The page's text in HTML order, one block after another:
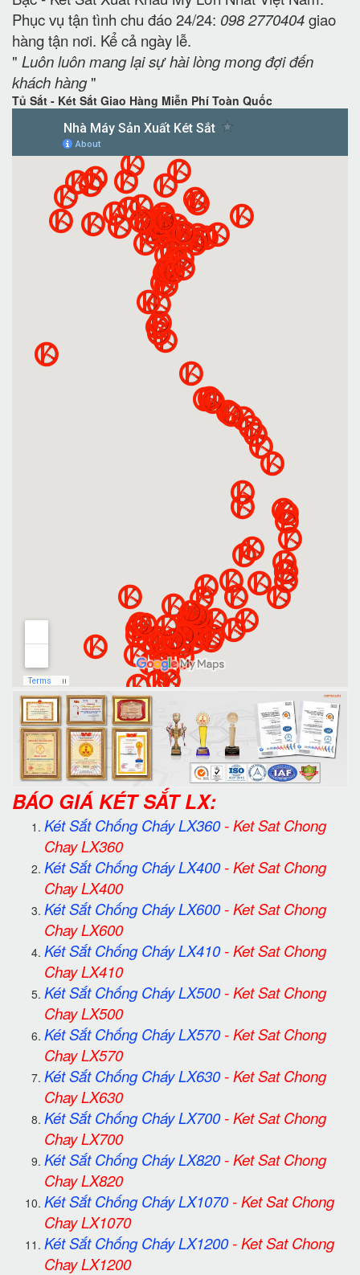
Phục vụ tận tình chu đáo 24/24: 098 2770404giao
hàng tận nơi. Kể cả ngày lễ.
" Luôn luôn mang lại sự hài lòng mong đợi đến
khách hàng"
Tủ Sắt - Két Sắt Giao Hàng Miễn Phí Toàn Quốc
BÁO GIÁ KÉT SẮT LX:
Két Sắt Chống Cháy LX360-Ket Sat Chong
Chay LX360
Két Sắt Chống Cháy LX400-Ket Sat Chong
Chay LX400
Két Sắt Chống Cháy LX600-Ket Sat Chong
Chay LX600
Két Sắt Chống Cháy LX410-Ket Sat Chong
Chay LX410
Két Sắt Chống Cháy LX500-Ket Sat Chong
Chay LX500
Két Sắt Chống Cháy LX570-Ket Sat Chong
Chay LX570
Két Sắt Chống Cháy LX630-Ket Sat Chong
Chay LX630
Két Sắt Chống Cháy LX700-Ket Sat Chong
Chay LX700
Két Sắt Chống Cháy LX820-Ket Sat Chong
Chay LX820
Két Sắt Chống Cháy LX1070-Ket Sat Chong
Chay LX1070
Két Sắt Chống Cháy LX1200-Ket Sat Chong
Chay LX1200